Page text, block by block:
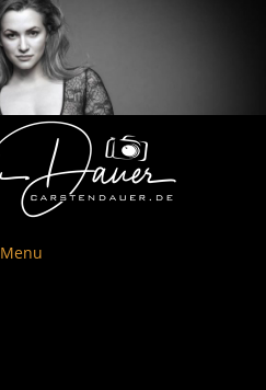
Menu